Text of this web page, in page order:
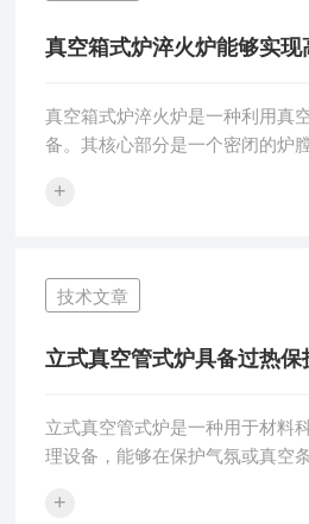
实验和生产需求。4.操作简便：
键盘，具有自动程序和自选程序
真空箱式炉淬火炉能够实现
真空箱式炉淬火炉是一种利用真
备。其核心部分是一个密闭的炉
工件进行加热和保温。同时，炉
质会被迅速挥发或分解，从而减
氧化。同时，由于真空环境下的
内部的热量能够更均匀地传递到
热和冷却。这种热处理方式能够
+
技术文章
立式真空管式炉具备过热保
立式真空管式炉是一种用于材料
理设备，能够在保护气氛或真空
小，同时便于物料的装卸和气体
+